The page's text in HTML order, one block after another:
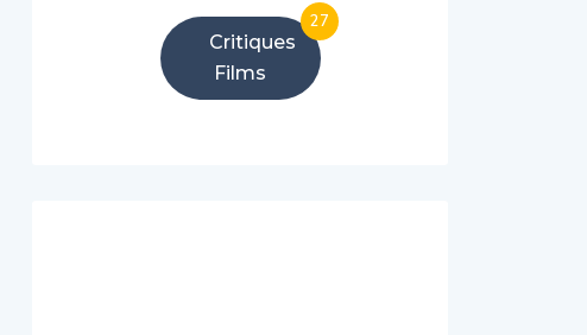
Critiques
Films
27